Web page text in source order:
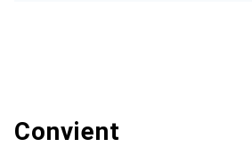
Convient